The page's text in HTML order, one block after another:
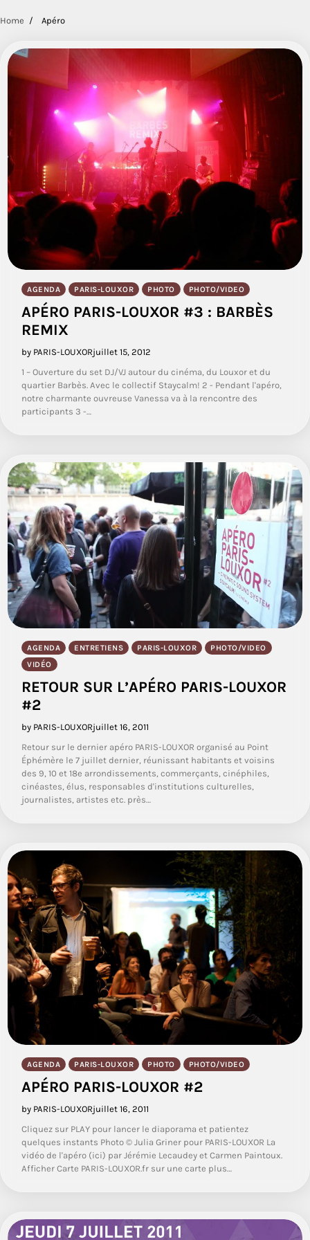
Home Apéro
AGENDA PARIS-LOUXOR PHOTO PHOTO/VIDEO
APÉRO PARIS-LOUXOR #3 : BARBÈS
REMIX
by PARIS-LOUXORjuillet 15, 2012
1 – Ouverture du set DJ/VJ autour du cinéma, du Louxor et du
quartier Barbès. Avec le collectif Staycalm! 2 - Pendant l'apéro,
notre charmante ouvreuse Vanessa va à la rencontre des
participants 3 -…
AGENDA ENTRETIENS PARIS-LOUXOR
PHOTO/VIDEO
VIDÉO
RETOUR SUR L’APÉRO PARIS-LOUXOR
#2
by PARIS-LOUXORjuillet 16, 2011
Retour sur le dernier apéro PARIS-LOUXOR organisé au Point
Éphémère le 7 juillet dernier, réunissant habitants et voisins
des 9, 10 et 18e arrondissements, commerçants, cinéphiles,
cinéastes, élus, responsables d'institutions culturelles,
journalistes, artistes etc. près…
AGENDA PARIS-LOUXOR PHOTO PHOTO/VIDEO
APÉRO PARIS-LOUXOR #2
by PARIS-LOUXORjuillet 16, 2011
Cliquez sur PLAY pour lancer le diaporama et patientez
quelques instants Photo © Julia Griner pour PARIS-LOUXOR La
vidéo de l'apéro (ici) par Jérémie Lecaudey et Carmen Paintoux.
Afficher Carte PARIS-LOUXOR.fr sur une carte plus…